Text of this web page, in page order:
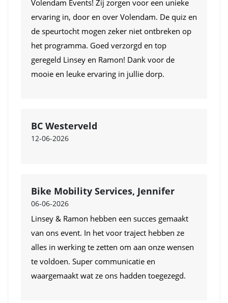
Volendam Events! Zij zorgen voor een unieke
ervaring in, door en over Volendam. De quiz en
de speurtocht mogen zeker niet ontbreken op
het programma. Goed verzorgd en top
geregeld Linsey en Ramon! Dank voor de
mooie en leuke ervaring in jullie dorp.
BC Westerveld
12-06-2026
Bike Mobility Services, Jennifer
06-06-2026
Linsey & Ramon hebben een succes gemaakt
van ons event. In het voor traject hebben ze
alles in werking te zetten om aan onze wensen
te voldoen. Super communicatie en
waargemaakt wat ze ons hadden toegezegd.